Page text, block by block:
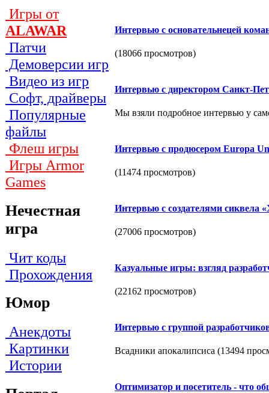
Игры от
ALAWAR
Патчи
Демоверсии игр
Видео из игр
Софт, драйверы
Популярные
файлы
Флеш игры
Игры Armor
Games
Нечестная
игра
Чит коды
Прохождения
Юмор
Анекдоты
Картинки
Истории
Интервью с основательнецей
(18066 просмотров)
Интервью с директором Санкт-
Мы взяли подробное интервью у
Интервью с продюсером Europa
(11474 просмотров)
Интервью с создателями сиквела
(27006 просмотров)
Казуальные игры: взгляд
(22162 просмотров)
Интервью c группой
Всадники апокалипсиса (13494
Оптимизатор и посетитель - что